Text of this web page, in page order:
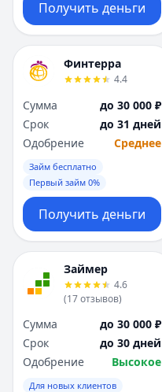
Получить деньги
Финтерра
4.4
Сумма
до 30 000 ₽
Срок
до 31 дней
Одобрение
Среднее
Займ бесплатно
Первый займ 0%
Получить деньги
Займер
4.6
(17отзывов)
Сумма
до 30 000 ₽
Срок
до 30 дней
Одобрение
Высокое
Для новых клиентов